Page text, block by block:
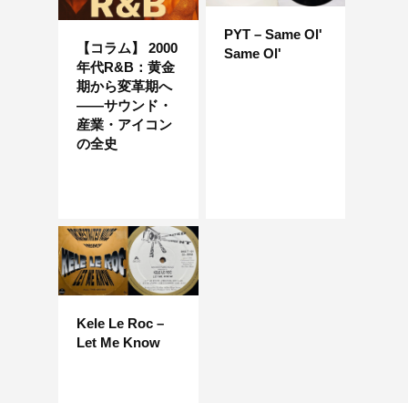
【コラム】 2000
年代R&B：黄金
期から変革期へ
――サウンド・
産業・アイコン
の全史
PYT – Same Ol'
Same Ol'
Kele Le Roc –
Let Me Know